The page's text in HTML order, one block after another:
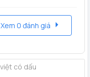
Xem 0 đánh giá